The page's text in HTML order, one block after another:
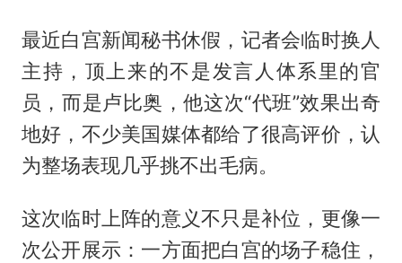
最近白宫新闻秘书休假，记者会临时换人
主持，顶上来的不是发言人体系里的官
员，而是卢比奥，他这次“代班”效果出奇
地好，不少美国媒体都给了很高评价，认
为整场表现几乎挑不出毛病。
这次临时上阵的意义不只是补位，更像一
次公开展示：一方面把白宫的场子稳住，